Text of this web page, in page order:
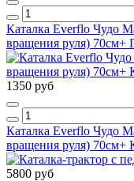
Каталка Everflo Чудо
вращения руля) 70см+
1350 руб
Каталка Everflo Чудо
вращения руля) 70см+
5800 руб